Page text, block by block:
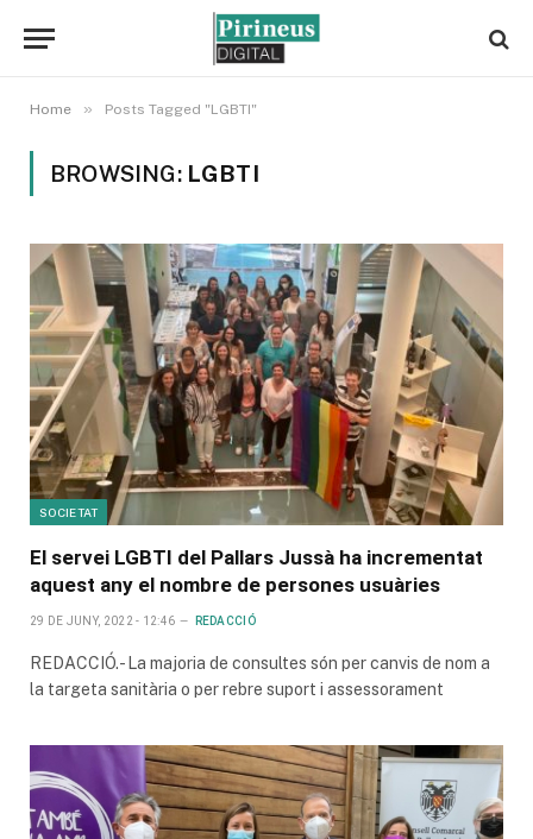
Home » Posts Tagged "LGBTI"
BROWSING: LGBTI
SOCIETAT
El servei LGBTI del Pallars Jussà ha incrementat
aquest any el nombre de persones usuàries
29 DE JUNY, 2022 - 12:46 REDACCIÓ
REDACCIÓ.- La majoria de consultes són per canvis de nom a
la targeta sanitària o per rebre suport i assessorament